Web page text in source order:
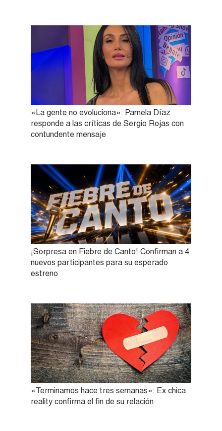
«La gente no evoluciona»: Pamela Díaz
responde a las críticas de Sergio Rojas con
contundente mensaje
¡Sorpresa en Fiebre de Canto! Confirman a 4
nuevos participantes para su esperado
estreno
«Terminamos hace tres semanas»: Ex chica
reality confirma el fin de su relación